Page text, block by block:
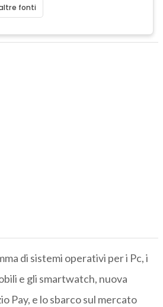
fonti
di sistemi operativi per i Pc, i
e gli smartwatch, nuova
Pay, e lo sbarco sul mercato